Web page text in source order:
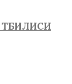
ТБИЛИСИ